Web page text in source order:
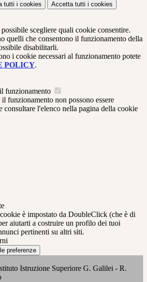
tutti i cookies Accetta tutti i cookies
scegliere quali cookie consentire.
quelli che consentono il funzionamento della
disabilitarli.
i cookie necessari al funzionamento potete
POLICY.
funzionamento
funzionamento non possono essere
consultare l'elenco nella pagina della cookie
è impostato da DoubleClick (che è di
aiutarti a costruire un profilo dei tuoi
pertinenti su altri siti.
preferenze
Istruzione Superiore G. Galilei - R.